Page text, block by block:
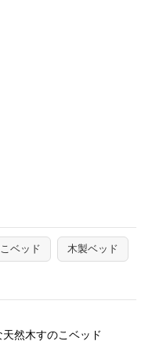
ベッド 木製ベッド
然木すのこベッド